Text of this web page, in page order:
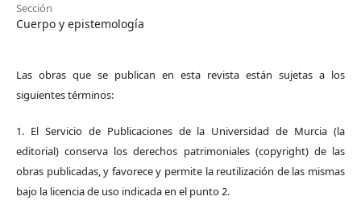
Sección
Cuerpo y epistemología
Las obras que se publican en esta revista están sujetas a los
siguientes términos:
1. El Servicio de Publicaciones de la Universidad de Murcia (la
editorial) conserva los derechos patrimoniales (copyright) de las
obras publicadas, y favorece y permite la reutilización de las mismas
bajo la licencia de uso indicada en el punto 2.